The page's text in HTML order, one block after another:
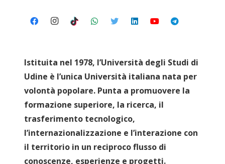
Istituita nel 1978, l’Università degli Studi di
Udine è l’unica Università italiana nata per
volontà popolare. Punta a promuovere la
formazione superiore, la ricerca, il
trasferimento tecnologico,
l’internazionalizzazione e l’interazione con
il territorio in un reciproco flusso di
conoscenze, esperienze e progetti.